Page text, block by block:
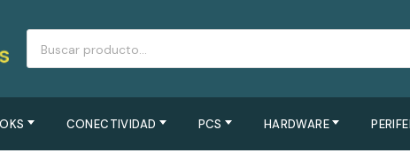
CONECTIVIDAD PCS HARDWARE